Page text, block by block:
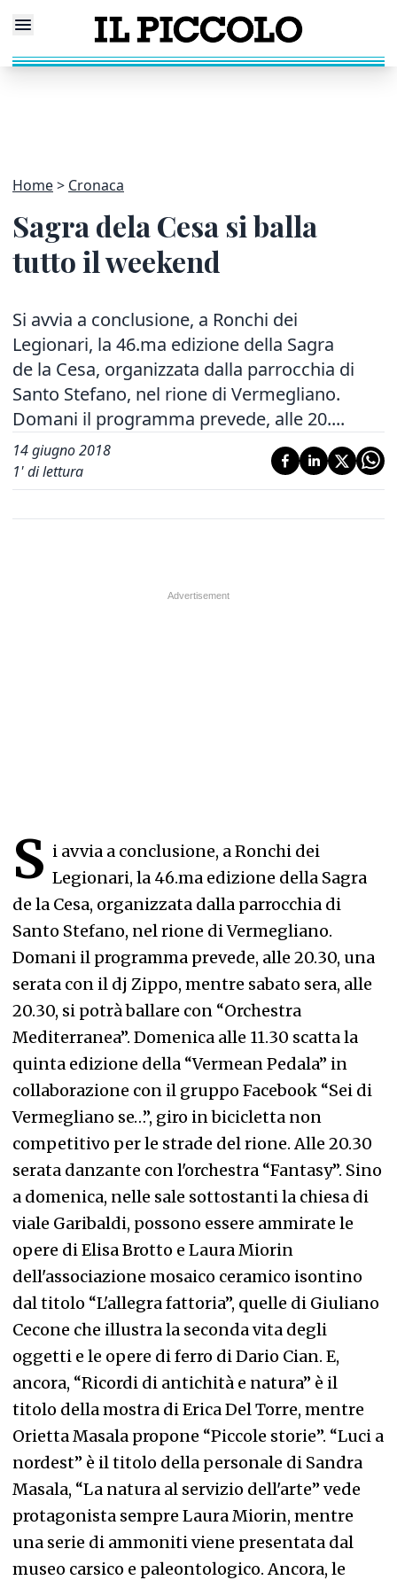
Home Cronaca
Sagra dela Cesa si balla
tutto il weekend
Si avvia a conclusione, a Ronchi dei
Legionari, la 46.ma edizione della Sagra
de la Cesa, organizzata dalla parrocchia di
Santo Stefano, nel rione di Vermegliano.
Domani il programma prevede, alle 20....
14 giugno 2018
1' di lettura
S i avvia a conclusione, a Ronchi dei
Legionari, la 46.ma edizione della Sagra
de la Cesa, organizzata dalla parrocchia di
Santo Stefano, nel rione di Vermegliano.
Domani il programma prevede, alle 20.30, una
serata con il dj Zippo, mentre sabato sera, alle
20.30, si potrà ballare con “Orchestra
Mediterranea”. Domenica alle 11.30 scatta la
quinta edizione della “Vermean Pedala” in
collaborazione con il gruppo Facebook “Sei di
Vermegliano se…”, giro in bicicletta non
competitivo per le strade del rione. Alle 20.30
serata danzante con l'orchestra “Fantasy”. Sino
a domenica, nelle sale sottostanti la chiesa di
viale Garibaldi, possono essere ammirate le
opere di Elisa Brotto e Laura Miorin
dell'associazione mosaico ceramico isontino
dal titolo “L'allegra fattoria”, quelle di Giuliano
Cecone che illustra la seconda vita degli
oggetti e le opere di ferro di Dario Cian. E,
ancora, “Ricordi di antichità e natura” è il
titolo della mostra di Erica Del Torre, mentre
Orietta Masala propone “Piccole storie”. “Luci a
nordest” è il titolo della personale di Sandra
Masala, “La natura al servizio dell'arte” vede
protagonista sempre Laura Miorin, mentre
una serie di ammoniti viene presentata dal
museo carsico e paleontologico. Ancora, le